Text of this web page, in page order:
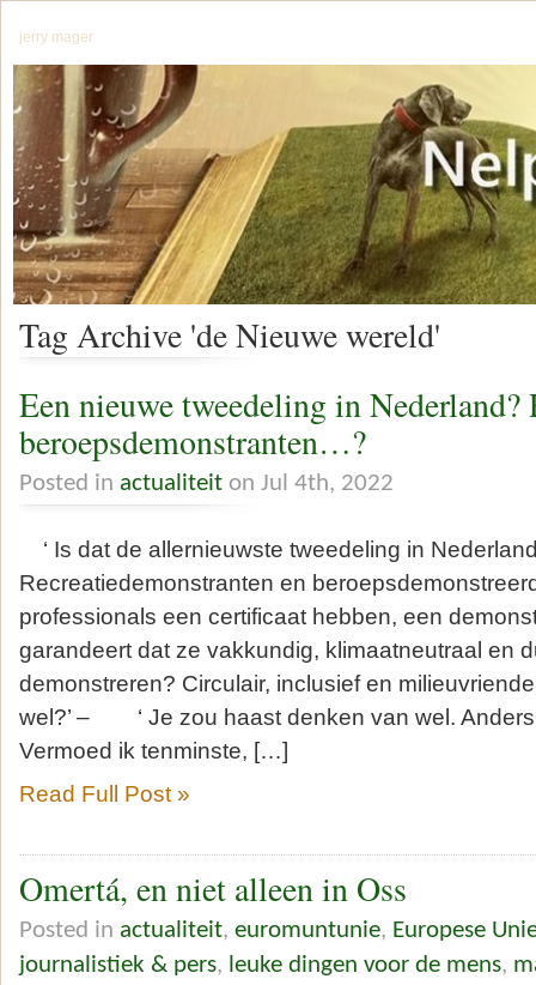
jerry mager
Tag Archive 'de Nieuwe wereld'
Een nieuwe tweedeling in Nederland?
beroepsdemonstranten…?
Posted in actualiteit on Jul 4th, 2022
‘ Is dat de allernieuwste tweedeling in
Recreatiedemonstranten en
professionals een certificaat hebben, een
garandeert dat ze vakkundig, klimaatneutraal en
demonstreren? Circulair, inclusief en
wel?’ – ‘ Je zou haast denken van wel. Anders
Vermoed ik tenminste, […]
Read Full Post »
Omertá, en niet alleen in Oss
Posted in actualiteit, euromuntunie, Europese
journalistiek & pers, leuke dingen voor de mens,